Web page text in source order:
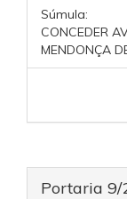
Súmula:
CONCEDER
MENDONÇA
Portaria 9/